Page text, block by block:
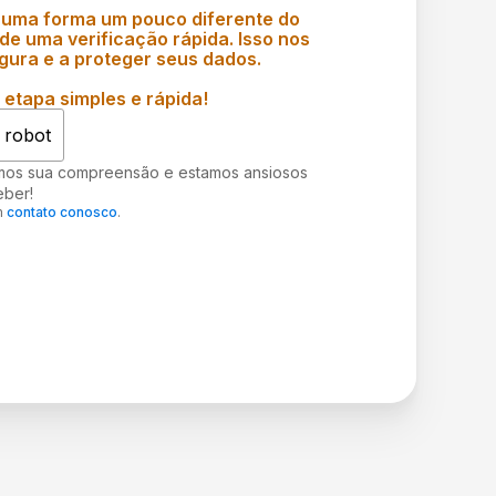
forma um pouco diferente do
uma verificação rápida. Isso nos
e a proteger seus dados.
simples e rápida!
robot
sua compreensão e estamos ansiosos
contato conosco.